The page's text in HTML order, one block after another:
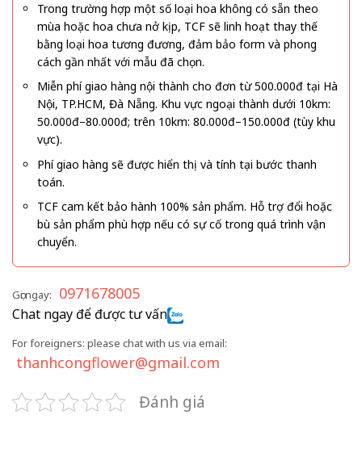
Trong trường hợp một số loại hoa không có sẵn theo
mùa hoặc hoa chưa nở kịp, TCF sẽ linh hoạt thay thế
bằng loại hoa tương đương, đảm bảo form và phong
cách gần nhất với mẫu đã chọn.
Miễn phí giao hàng nội thành cho đơn từ 500.000đ tại Hà
Nội, TP.HCM, Đà Nẵng. Khu vực ngoại thành dưới 10km:
50.000đ–80.000đ; trên 10km: 80.000đ–150.000đ (tùy khu
vực).
Phí giao hàng sẽ được hiển thị và tính tại bước thanh
toán.
TCF cam kết bảo hành 100% sản phẩm. Hỗ trợ đổi hoặc
bù sản phẩm phù hợp nếu có sự cố trong quá trình vận
chuyển.
Gọi ngay: 0971678005
Chat ngay để được tư vấn
For foreigners: please chat with us via email:
thanhcongflower@gmail.com
Đánh giá